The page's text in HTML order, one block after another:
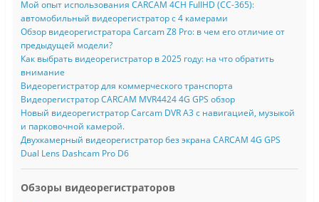
Мой опыт использования CARCAM 4CH FullHD (CC-365):
автомобильный видеорегистратор с 4 камерами
Обзор видеорегистратора Carcam Z8 Pro: в чем его отличие от
предыдущей модели?
Как выбрать видеорегистратор в 2025 году: на что обратить
внимание
Видеорегистратор для коммерческого транспорта
Видеорегистратор CARCAM MVR4424 4G GPS обзор
Новый видеорегистратор Carcam DVR A3 с навигацией, музыкой
и парковочной камерой.
Двухкамерный видеорегистратор без экрана CARCAM 4G GPS
Dual Lens Dashcam Pro D6
Обзоры видеорегистраторов